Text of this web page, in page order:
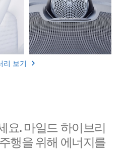
리 보기
요. 마일드 하이브리
행을 위해 에너지를